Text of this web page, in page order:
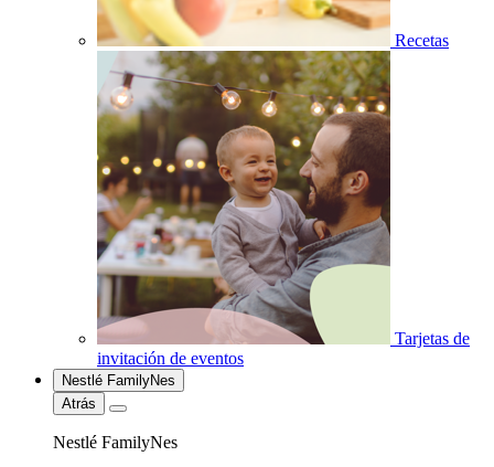
Recetas
Tarjetas de
invitación de eventos
Nestlé FamilyNes
Atrás
Nestlé FamilyNes